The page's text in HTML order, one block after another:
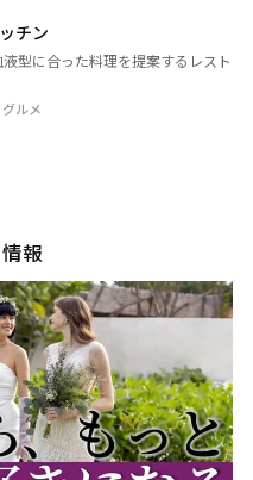
ータイ
ペーンペット
ーンサワン
チャブーン
ンケーン
ンラーチャターニー
ボン）
イ
チン
型に合った料理を提案するレスト
グルメ
報